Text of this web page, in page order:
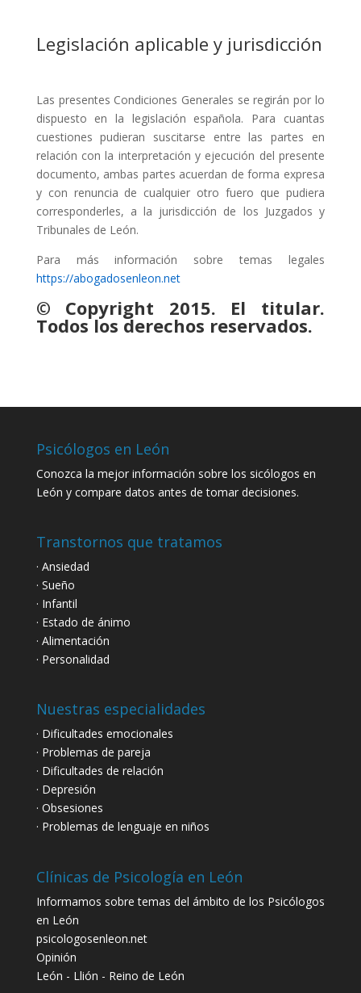
Legislación aplicable y jurisdicción
Las presentes Condiciones Generales se regirán por lo
dispuesto en la legislación española. Para cuantas
cuestiones pudieran suscitarse entre las partes en
relación con la interpretación y ejecución del presente
documento, ambas partes acuerdan de forma expresa
y con renuncia de cualquier otro fuero que pudiera
corresponderles, a la jurisdicción de los Juzgados y
Tribunales de León.
Para más información sobre temas legales
https://abogadosenleon.net
© Copyright 2015. El titular.
Todos los derechos reservados.
Psicólogos en León
Conozca la mejor información sobre los sicólogos en
León y compare datos antes de tomar decisiones.
Transtornos que tratamos
· Ansiedad
· Sueño
· Infantil
· Estado de ánimo
· Alimentación
· Personalidad
Nuestras especialidades
· Dificultades emocionales
· Problemas de pareja
· Dificultades de relación
· Depresión
· Obsesiones
· Problemas de lenguaje en niños
Clínicas de Psicología en León
Informamos sobre temas del ámbito de los Psicólogos
en León
psicologosenleon.net
Opinión
León - Llión - Reino de León